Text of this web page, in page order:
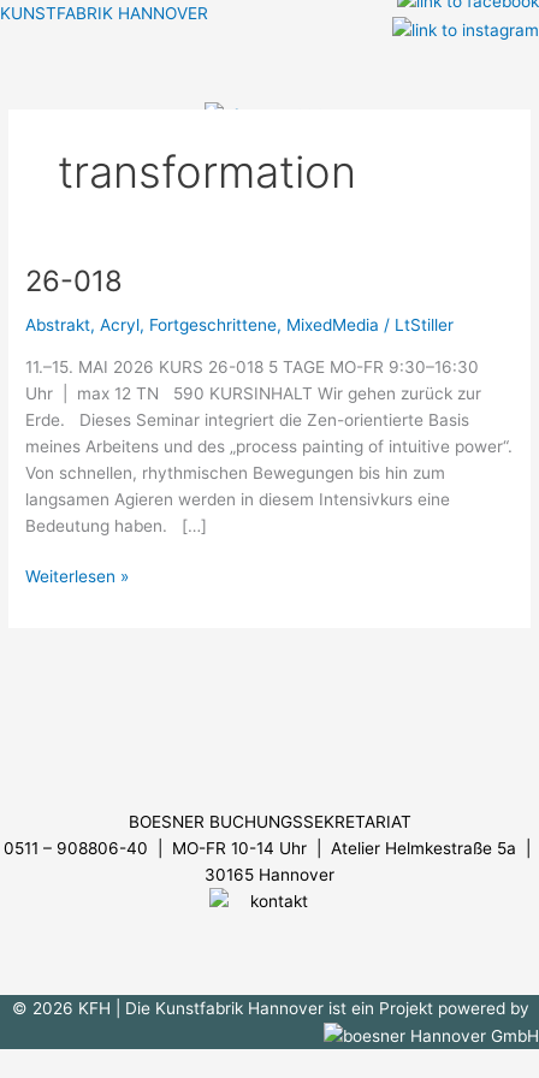
Zum
KUNSTFABRIK HANNOVER
transformation
26-018
Abstrakt,Acryl, Fortgeschrittene, MixedMedia / LtStiller
11.–15. MAI 2026 KURS 26-018 5 TAGE MO-FR 9:30–16:30
Uhr | max 12 TN 590 KURSINHALT Wir gehen zurück zur
Erde. Dieses Seminar integriert die Zen-orientierte Basis
meines Arbeitens und des „process painting of intuitive power“.
Von schnellen, rhythmischen Bewegungen bis hin zum
langsamen Agieren werden in diesem Intensivkurs eine
Bedeutung haben. […]
26-
Weiterlesen »
BOESNER BUCHUNGSSEKRETARIAT
0511 – 908806-40 | MO-FR 10-14 Uhr
| Atelier Helmkestraße 5a |
30165 Hannover
© 2026 KFH | Die Kunstfabrik Hannover ist ein Projekt powered by